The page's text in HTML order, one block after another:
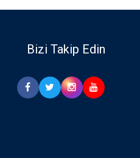
Bizi Takip Edin